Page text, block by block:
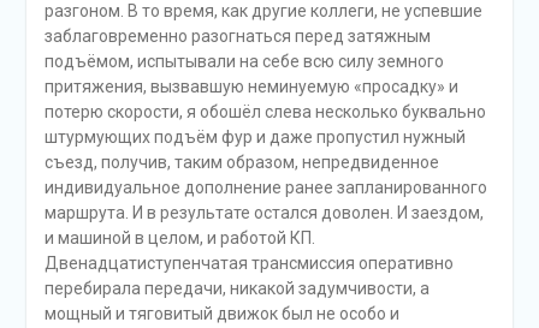
разгоном. В то время, как другие коллеги, не успевшие
заблаговременно разогнаться перед затяжным
подъёмом, испытывали на себе всю силу земного
притяжения, вызвавшую неминуемую «просадку» и
потерю скорости, я обошёл слева несколько буквально
штурмующих подъём фур и даже пропустил нужный
съезд, получив, таким образом, непредвиденное
индивидуальное дополнение ранее запланированного
маршрута. И в результате остался доволен. И заездом,
и машиной в целом, и работой КП.
Двенадцатиступенчатая трансмиссия оперативно
перебирала передачи, никакой задумчивости, а
мощный и тяговитый движок был не особо и